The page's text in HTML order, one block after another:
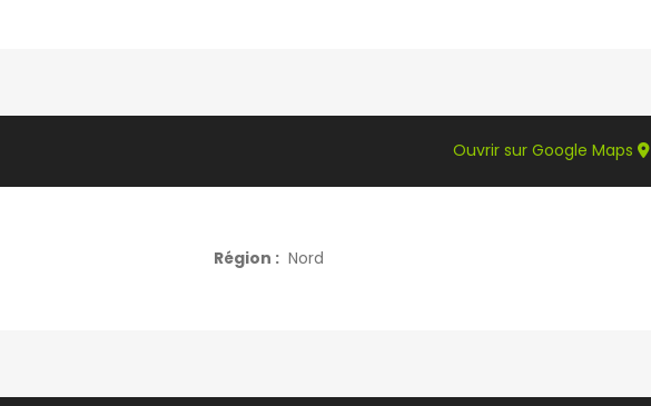
Région : Nord
Ouvrir sur Google Maps